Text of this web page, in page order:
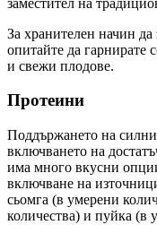
За хранителен начин
опитайте да гарнирате
и свежи плодове.
Протеини
Поддържането на
включването на
има много вкусни
включване на
сьомга (в умерени
количества) и пуйка (в